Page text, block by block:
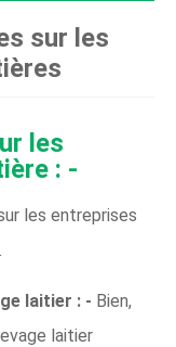
sur les
les
: -
les entreprises
laitier : - Bien,
laitier